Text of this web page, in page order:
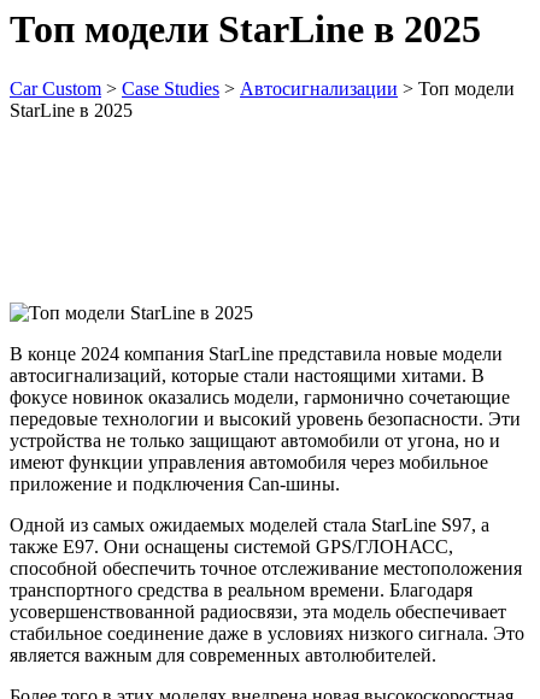
Топ модели StarLine в 2025
Car Custom > Case Studies > Автосигнализации > Топ модели
StarLine в 2025
В конце 2024 компания StarLine представила новые модели
автосигнализаций, которые стали настоящими хитами. В
фокусе новинок оказались модели, гармонично сочетающие
передовые технологии и высокий уровень безопасности. Эти
устройства не только защищают автомобили от угона, но и
имеют функции управления автомобиля через мобильное
приложение и подключения Can-шины.
Одной из самых ожидаемых моделей стала StarLine S97, а
также E97. Они оснащены системой GPS/ГЛОНАСС,
способной обеспечить точное отслеживание местоположения
транспортного средства в реальном времени. Благодаря
усовершенствованной радиосвязи, эта модель обеспечивает
стабильное соединение даже в условиях низкого сигнала. Это
является важным для современных автолюбителей.